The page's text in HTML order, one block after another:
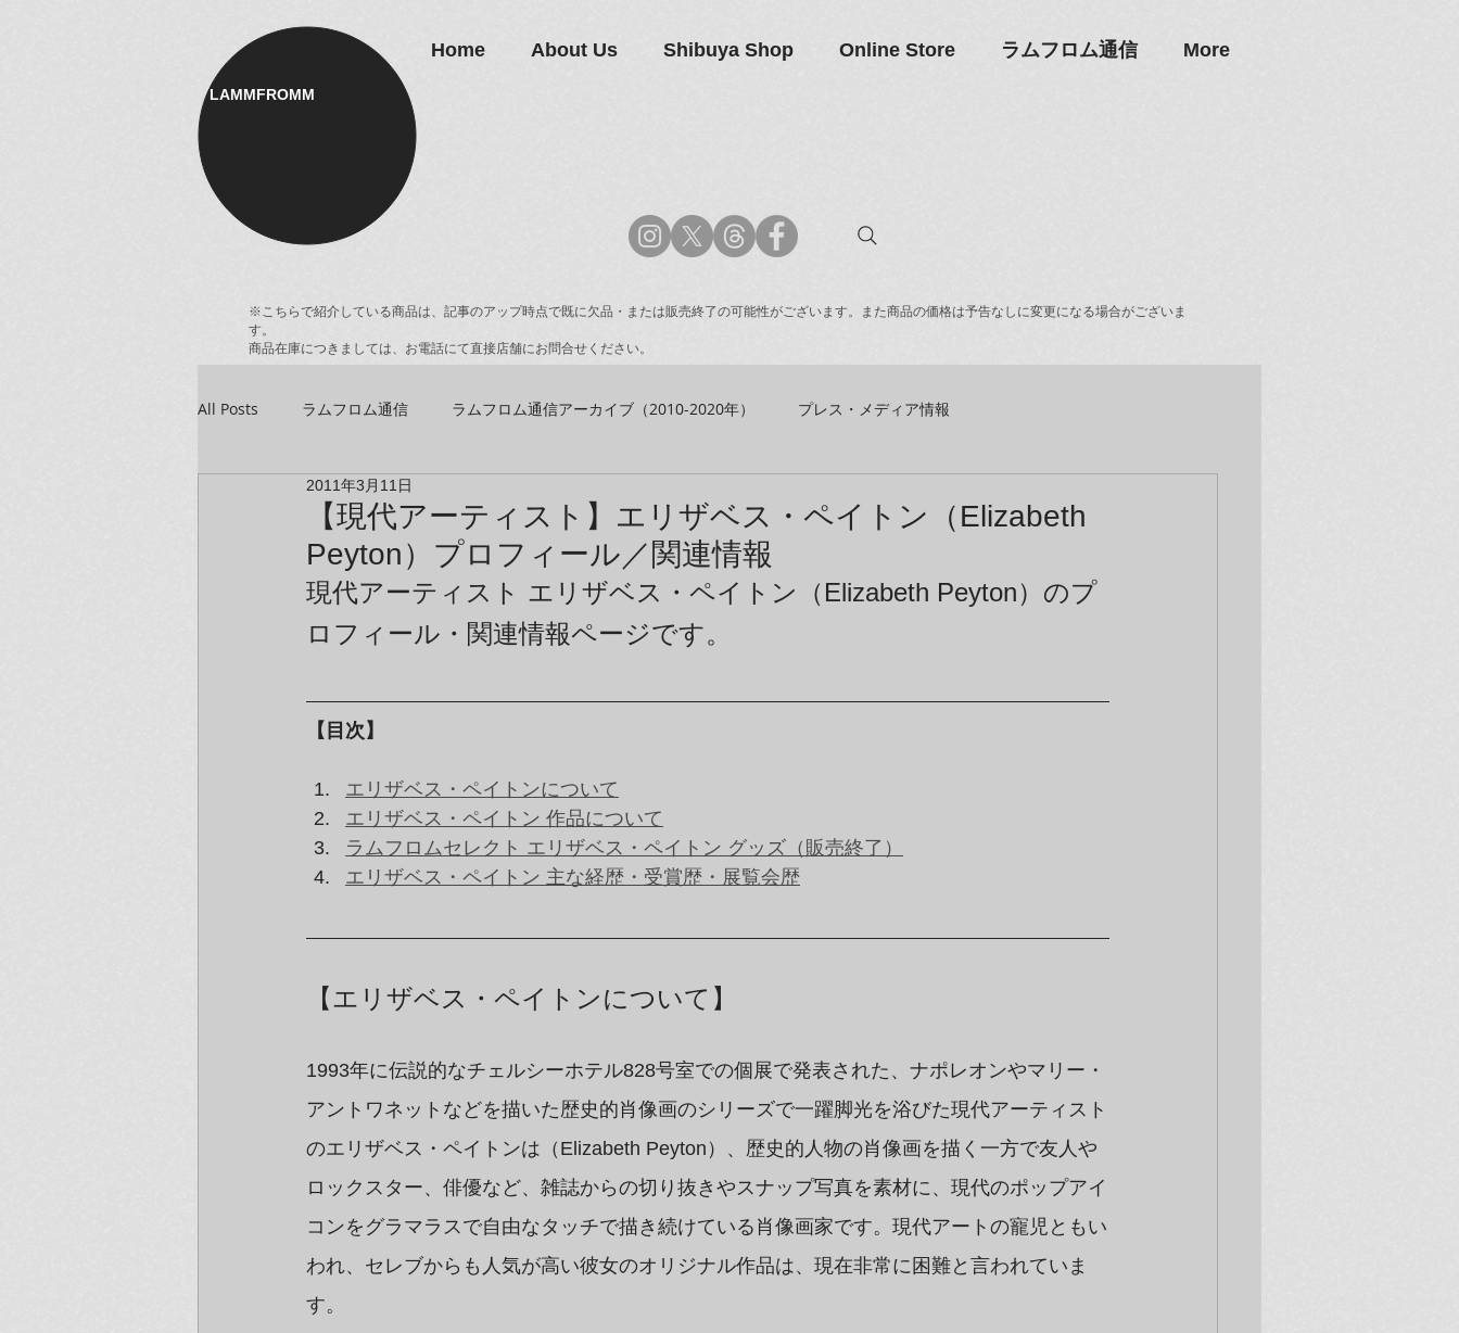
LAMMFROMM​
Home About Us Shibuya Shop Online Store ラムフロム通信 More
※こちらで紹介している商品は、記事のアップ時点で既に欠品・または販売終了の可能性がございます。また商品の価格は予告なしに変更になる場合がございま
す。
商品在庫につきましては、お電話にて直接店舗にお問合せください。
All Posts ラムフロム通信 ラムフロム通信アーカイブ（2010-2020年） プレス・メディア情報
アーティスト＆クリエイター紹介
【現代アーティスト】エリザベス・ペイトン（Elizabeth
Peyton）プロフィール／関連情報
2011年3月11日
現代アーティスト エリザベス・ペイトン（Elizabeth Peyton）のプ
ロフィール・関連情報ページです。
【目次】
エリザベス・ペイトンについて
エリザベス・ペイトン 作品について
ラムフロムセレクト エリザベス・ペイトン グッズ（販売終了）
エリザベス・ペイトン 主な経歴・受賞歴・展覧会歴
【エリザベス・ペイトンについて】
1993年に伝説的なチェルシーホテル828号室での個展で発表された、ナポレオンやマリー・
アントワネットなどを描いた歴史的肖像画のシリーズで一躍脚光を浴びた現代アーティスト
のエリザベス・ペイトンは（Elizabeth Peyton）、歴史的人物の肖像画を描く一方で友人や
ロックスター、俳優など、雑誌からの切り抜きやスナップ写真を素材に、現代のポップアイ
コンをグラマラスで自由なタッチで描き続けている肖像画家です。現代アートの寵児ともい
われ、セレブからも人気が高い彼女のオリジナル作品は、現在非常に困難と言われていま
す。